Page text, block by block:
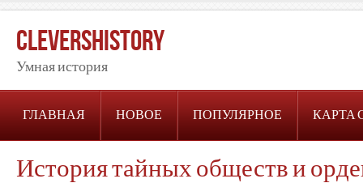
CleversHistory
Умная история
ГЛАВНАЯ НОВОЕ ПОПУЛЯРНОЕ КАРТА
История тайных обществ и